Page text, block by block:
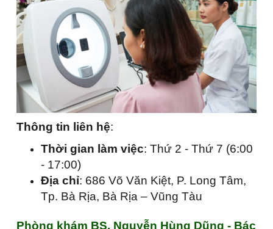
Thông tin liên hệ:
Thời gian làm việc: Thứ 2 - Thứ 7 (6:00
- 17:00)
Địa chỉ: 686 Võ Văn Kiệt, P. Long Tâm,
Tp. Bà Rịa, Bà Rịa – Vũng Tàu
Phòng khám BS. Nguyễn Hùng Dũng - Bác